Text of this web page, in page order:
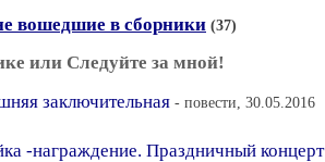
вошедшие в сборники (37)
или Следуйте за мной!
заключительная - повести, 30.05.2016
-награждение. Праздничный концерт